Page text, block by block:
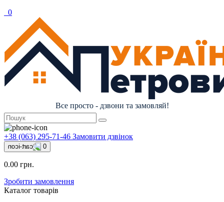
0
Все просто - дзвони та замовляй!
+38 (063) 295-71-46 Замовити дзвінок
0
0.00 грн.
Зробити замовлення
Каталог товарів